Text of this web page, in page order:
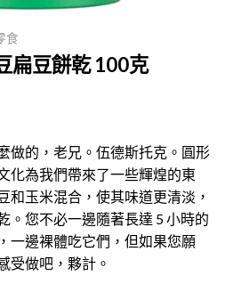
食
扁豆餅乾 100克
做的，老兄。伍德斯托克。圓形
化為我們帶來了一些輝煌的東
和玉米混合，使其味道更清淡，
。您不必一邊隨著長達 5 小時的
一邊裸體吃它們，但如果您願
受做吧，夥計。